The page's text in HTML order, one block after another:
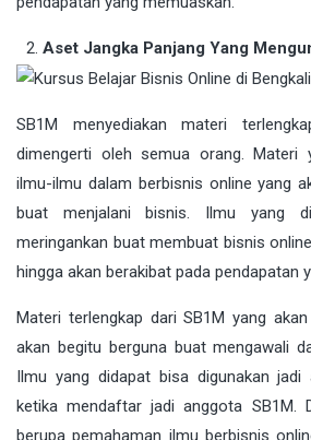
Aset Jangka Panjang Yang
SB1M menyediakan materi
dimengerti oleh semua orang. Materi
ilmu-ilmu dalam berbisnis online yang
buat menjalani bisnis. Ilmu yang
meringankan buat membuat bisnis
hingga akan berakibat pada pendapatan
Materi terlengkap dari SB1M yang
akan begitu berguna buat mengawali
Ilmu yang didapat bisa digunakan
ketika mendaftar jadi anggota SB1M.
berupa pemahaman ilmu berbisnis